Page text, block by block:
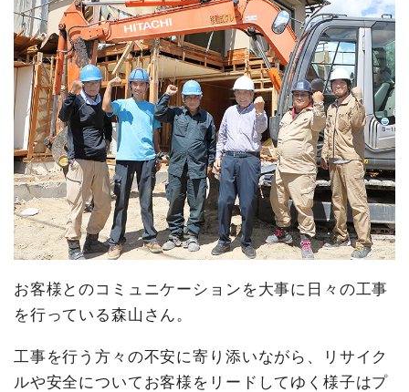
お客様とのコミュニケーションを大事に日々の工事
を行っている森山さん。
工事を行う方々の不安に寄り添いながら、リサイク
ルや安全についてお客様をリードしてゆく様子はプ